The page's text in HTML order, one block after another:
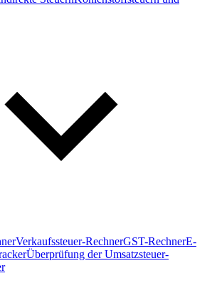
Verkaufssteuer-RechnerGST-RechnerE-
Überprüfung der Umsatzsteuer-